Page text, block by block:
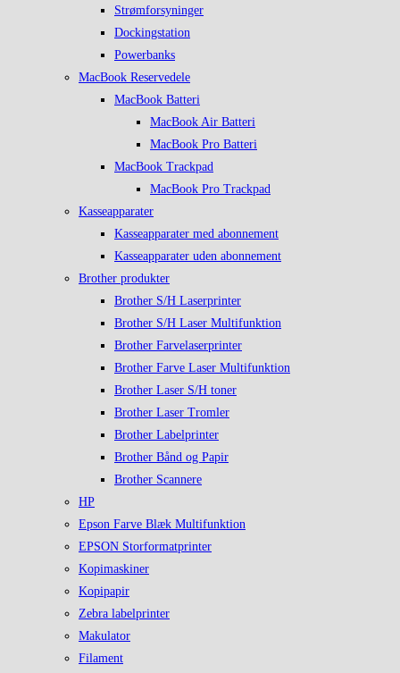
Strømforsyninger
Dockingstation
Powerbanks
MacBook Reservedele
MacBook Batteri
MacBook Air Batteri
MacBook Pro Batteri
MacBook Trackpad
MacBook Pro Trackpad
Kasseapparater
Kasseapparater med abonnement
Kasseapparater uden abonnement
Brother produkter
Brother S/H Laserprinter
Brother S/H Laser Multifunktion
Brother Farvelaserprinter
Brother Farve Laser Multifunktion
Brother Laser S/H toner
Brother Laser Tromler
Brother Labelprinter
Brother Bånd og Papir
Brother Scannere
HP
Epson Farve Blæk Multifunktion
EPSON Storformatprinter
Kopimaskiner
Kopipapir
Zebra labelprinter
Makulator
Filament